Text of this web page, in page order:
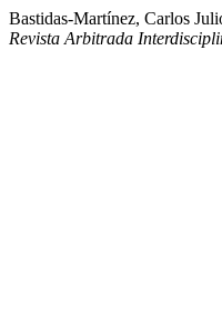
Bastidas-Martínez, Carlos
Revista Arbitrada